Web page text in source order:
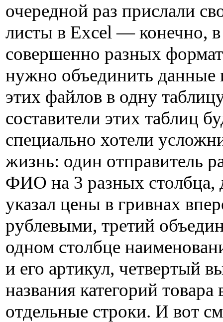
очередной раз прислали
листы в Excel — конечно, в
совершенно разных
нужно объединить данные
этих файлов в одну
составители этих таблиц
специально хотели
жизнь: один отправитель
ФИО на 3 разных столбца,
указал цены в гривнах
рублевыми, третий
одном столбце
и его артикул, четвертый
названия категорий товара
отдельные строки. И вот